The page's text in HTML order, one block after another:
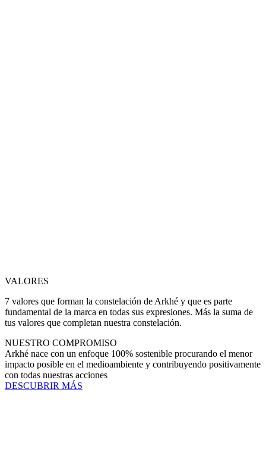
VALORES
7 valores que forman la constelación de Arkhé y que es parte
fundamental de la marca en todas sus expresiones. Más la suma de
tus valores que completan nuestra constelación.
NUESTRO COMPROMISO
Arkhé nace con un enfoque 100% sostenible procurando el menor
impacto posible en el medioambiente y contribuyendo positivamente
con todas nuestras acciones
DESCUBRIR MÁS